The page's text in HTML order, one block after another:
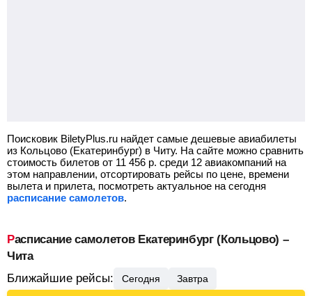
Поисковик BiletyPlus.ru найдет самые дешевые авиабилеты
из Кольцово (Екатеринбург) в Читу. На сайте можно сравнить
стоимость билетов от 11 456 р. среди 12 авиакомпаний на
этом направлении, отсортировать рейсы по цене, времени
вылета и прилета, посмотреть актуальное на сегодня
расписание самолетов.
Расписание самолетов Екатеринбург (Кольцово) –
Чита
Ближайшие рейсы:
Сегодня Завтра